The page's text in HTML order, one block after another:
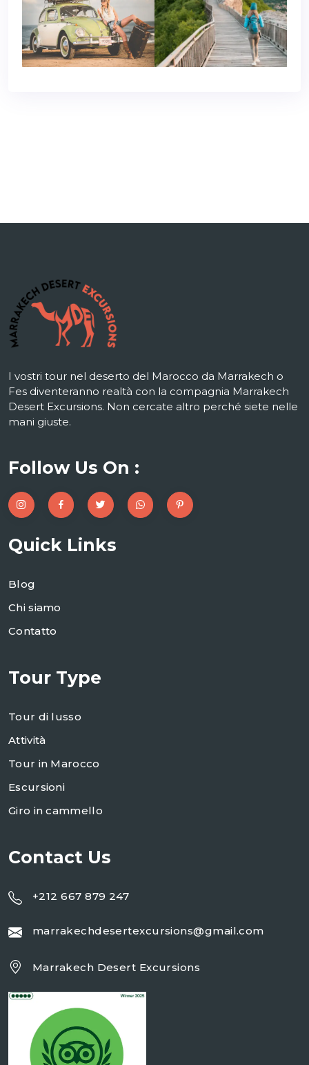
I vostri tour nel deserto del Marocco da Marrakech o
Fes diventeranno realtà con la compagnia Marrakech
Desert Excursions. Non cercate altro perché siete nelle
mani giuste.
Follow Us On :
Quick Links
Blog
Chi siamo
Contatto
Tour Type
Tour di lusso
Attività
Tour in Marocco
Escursioni
Giro in cammello
Contact Us
+212 667 879 247
marrakechdesertexcursions@gmail.com
Marrakech Desert Excursions